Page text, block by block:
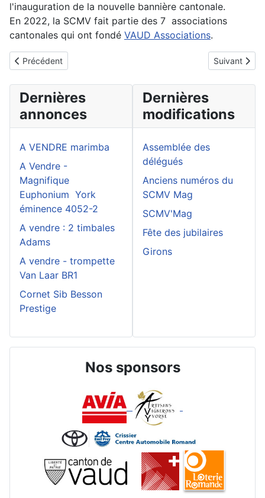
l'inauguration de la nouvelle bannière cantonale.
En 2022, la SCMV fait partie des 7 associations
cantonales qui ont fondé VAUD Associations.
Article précédent : Logiciel des membres/SUISA - Hitobito
Précédent Article
Suivant
Dernières
annonces
A VENDRE marimba
A Vendre -
Magnifique
Euphonium York
éminence 4052-2
A vendre : 2 timbales
Adams
A vendre - trompette
Van Laar BR1
Cornet Sib Besson
Prestige
Dernières
modifications
Assemblée des
délégués
Anciens numéros du
SCMV Mag
SCMV'Mag
Fête des jubilaires
Girons
Nos sponsors